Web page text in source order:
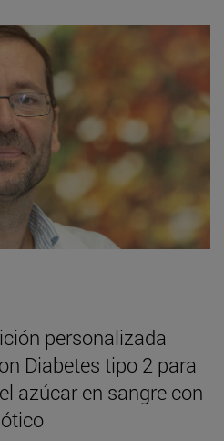
personalizada
Diabetes tipo 2 para
azúcar en sangre con